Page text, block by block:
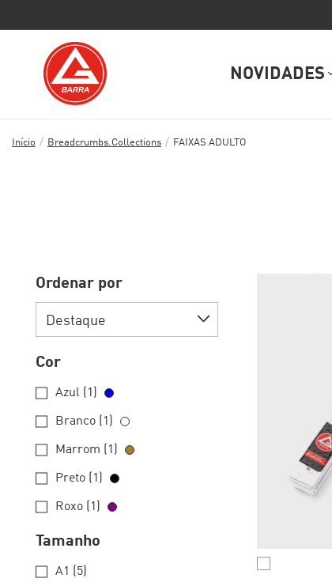
NOVIDADES
Início / Breadcrumbs.collections / FAIXAS ADULTO
Ordenar por
Cor
Azul (1)
Branco (1)
Marrom (1)
Preto (1)
Roxo (1)
Tamanho
A1 (5)